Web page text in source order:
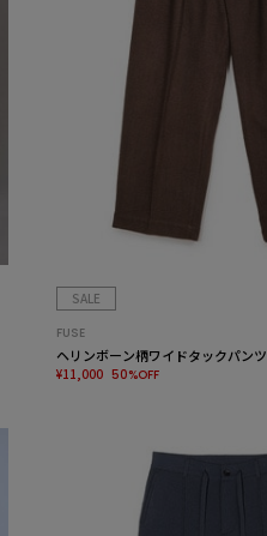
SALE
FUSE
ヘリンボーン柄ワイドタックパンツ
¥11,000 50%OFF